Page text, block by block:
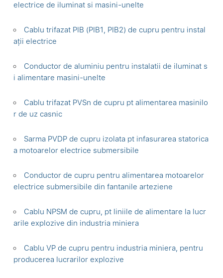
electrice de iluminat si masini-unelte
Cablu trifazat PIB (PIB1, PIB2) de cupru pentru instal
ații electrice
Conductor de aluminiu pentru instalatii de iluminat s
i alimentare masini-unelte
Cablu trifazat PVSn de cupru pt alimentarea masinilo
r de uz casnic
Sarma PVDP de cupru izolata pt infasurarea statorica
a motoarelor electrice submersibile
Conductor de cupru pentru alimentarea motoarelor
electrice submersibile din fantanile arteziene
Cablu NPSM de cupru, pt liniile de alimentare la lucr
arile explozive din industria miniera
Cablu VP de cupru pentru industria miniera, pentru
producerea lucrarilor explozive